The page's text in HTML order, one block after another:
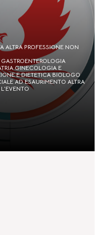
ALTRA PROFESSIONE NON
GINECOLOGIA E
E DIETETICA BIOLOGO
AD ESAURIMENTO ALTRA